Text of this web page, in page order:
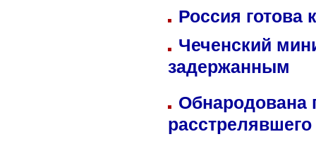
Россия готова
Чеченский
задержанным
Обнародована